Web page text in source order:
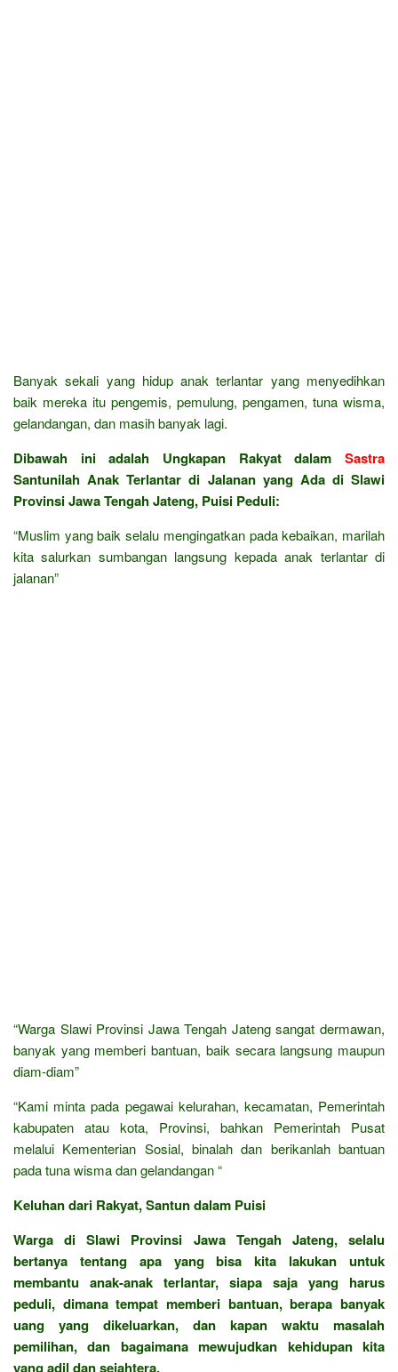
Banyak sekali yang hidup anak terlantar yang menyedihkan
baik mereka itu pengemis, pemulung, pengamen, tuna wisma,
gelandangan, dan masih banyak lagi.
Dibawah ini adalah Ungkapan Rakyat dalam Sastra
Santunilah Anak Terlantar di Jalanan yang Ada di Slawi
Provinsi Jawa Tengah Jateng, Puisi Peduli:
“Muslim yang baik selalu mengingatkan pada kebaikan, marilah
kita salurkan sumbangan langsung kepada anak terlantar di
jalanan”
“Warga Slawi Provinsi Jawa Tengah Jateng sangat dermawan,
banyak yang memberi bantuan, baik secara langsung maupun
diam-diam”
“Kami minta pada pegawai kelurahan, kecamatan, Pemerintah
kabupaten atau kota, Provinsi, bahkan Pemerintah Pusat
melalui Kementerian Sosial, binalah dan berikanlah bantuan
pada tuna wisma dan gelandangan “
Keluhan dari Rakyat, Santun dalam Puisi
Warga di Slawi Provinsi Jawa Tengah Jateng, selalu
bertanya tentang apa yang bisa kita lakukan untuk
membantu anak-anak terlantar, siapa saja yang harus
peduli, dimana tempat memberi bantuan, berapa banyak
uang yang dikeluarkan, dan kapan waktu masalah
pemilihan, dan bagaimana mewujudkan kehidupan kita
yang adil dan sejahtera.